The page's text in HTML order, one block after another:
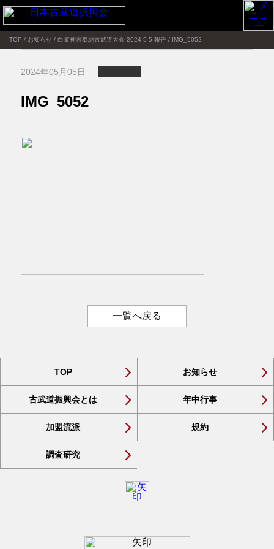
TOP / お知らせ / 白峯神宮奉納古武道大会 2024-5-5 報告 / IMG_5052
2024年05月05日
IMG_5052
一覧へ戻る
TOP お知らせ
古武道振興会とは 年中行事
加盟流派 規約
調査研究